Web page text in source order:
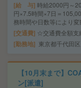
給 与 時給2000円～
円×7.5時間×7日＝
務時間や日数等により変
交通費 ☆交通費全額支
勤務地 東京都千代田
【10月末まで】
ン[派遣]